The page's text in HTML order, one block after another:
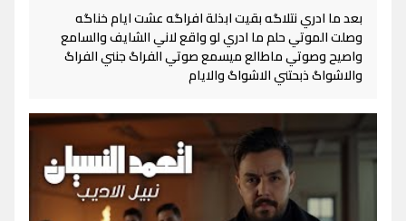
بعد ما ادري نتلاگه بقيت ابذلة افراگه عشت ايام خناگه
وصلت الموتي حلم ما ادري لو واقع لاني الشايف والسامع
واصيح وصوتي ماطالع ميسمع صوتي الفراگ جنني الفراگ
والاشواگ ذبحتني الاشواگ والايام